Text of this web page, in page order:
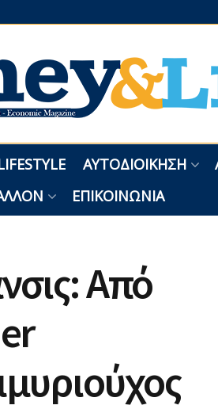
ΑΥΤΟΔΙΟΊΚΗΣΗ
ΕΠΙΚΟΙΝΩΝΊΑ
Από